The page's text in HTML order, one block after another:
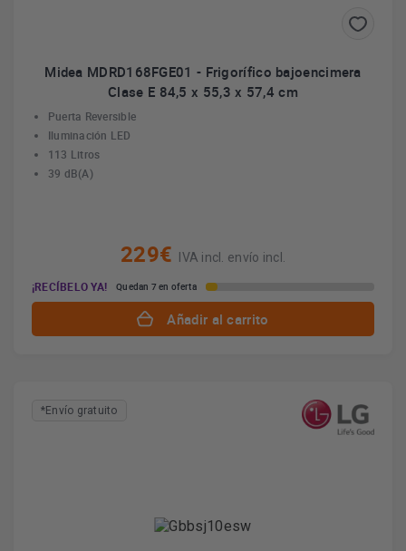
Midea MDRD168FGE01 - Frigorífico bajoencimera
Clase E 84,5 x 55,3 x 57,4 cm
Puerta Reversible
Iluminación LED
113 Litros
39 dB(A)
229€
IVA incl. envío incl.
¡RECÍBELO YA!
Quedan 7 en oferta
Añadir al carrito
*Envío gratuito